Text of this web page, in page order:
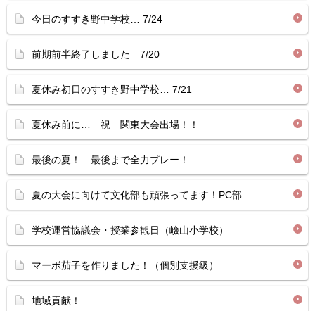
今日のすすき野中学校… 7/24
前期前半終了しました 7/20
夏休み初日のすすき野中学校… 7/21
夏休み前に… 祝 関東大会出場！！
最後の夏！ 最後まで全力プレー！
夏の大会に向けて文化部も頑張ってます！PC部
学校運営協議会・授業参観日（嶮山小学校）
マーボ茄子を作りました！（個別支援級）
地域貢献！